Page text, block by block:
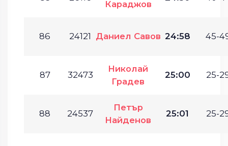
Караджов
86 24121 Даниел Савов 24:58 45-
87 32473
Николай
Градев
25:00 25-
88 24537
Петър
Найденов
25:01 25-